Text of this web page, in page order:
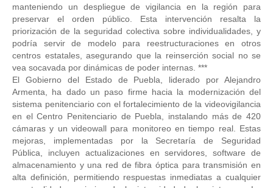
manteniendo un despliegue de vigilancia en la región para
preservar el orden público. Esta intervención resalta la
priorización de la seguridad colectiva sobre individualidades, y
podría servir de modelo para reestructuraciones en otros
centros estatales, asegurando que la reinserción social no se
vea socavada por dinámicas de poder internas. ***
El Gobierno del Estado de Puebla, liderado por Alejandro
Armenta, ha dado un paso firme hacia la modernización del
sistema penitenciario con el fortalecimiento de la videovigilancia
en el Centro Penitenciario de Puebla, instalando más de 420
cámaras y un videowall para monitoreo en tiempo real. Estas
mejoras, implementadas por la Secretaría de Seguridad
Pública, incluyen actualizaciones en servidores, software de
almacenamiento y una red de fibra óptica para transmisión en
alta definición, permitiendo respuestas inmediatas a cualquier